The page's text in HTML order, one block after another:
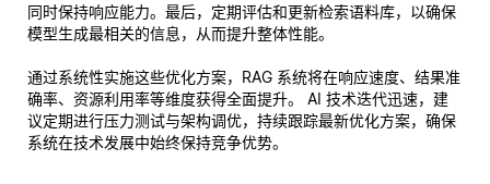
同时保持响应能力。最后，定期评估和更新检索语料库，以确保
模型生成最相关的信息，从而提升整体性能。
通过系统性实施这些优化方案，RAG 系统将在响应速度、结果准
确率、资源利用率等维度获得全面提升。 AI 技术迭代迅速，建
议定期进行压力测试与架构调优，持续跟踪最新优化方案，确保
系统在技术发展中始终保持竞争优势。